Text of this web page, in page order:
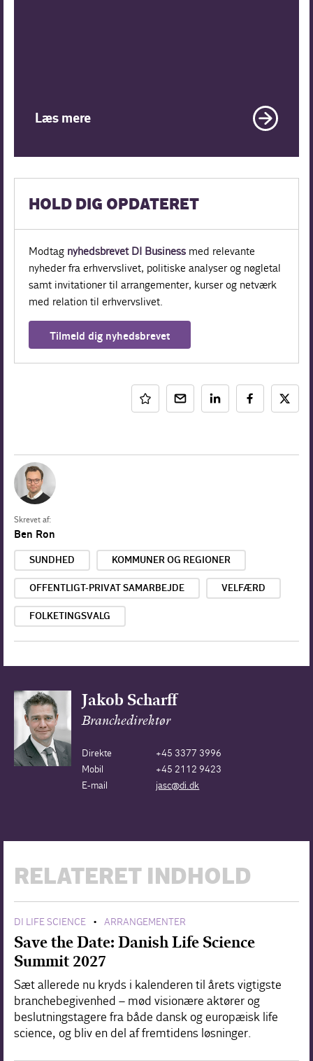
Læs mere
HOLD DIG OPDATERET
Modtag nyhedsbrevet DI Business med relevante
nyheder fra erhvervslivet, politiske analyser og nøgletal
samt invitationer til arrangementer, kurser og netværk
med relation til erhvervslivet.
Tilmeld dig nyhedsbrevet
Skrevet af:
Ben Ron
SUNDHED KOMMUNER OG REGIONER
OFFENTLIGT-PRIVAT SAMARBEJDE VELFÆRD
FOLKETINGSVALG
Jakob Scharff
Branchedirektør
Direkte
+45 3377 3996
Mobil
+45 2112 9423
E-mail
jasc@di.dk
RELATERET INDHOLD
DI LIFE SCIENCE • ARRANGEMENTER
Save the Date: Danish Life Science
Summit 2027
Sæt allerede nu kryds i kalenderen til årets vigtigste
branchebegivenhed – mød visionære aktører og
beslutningstagere fra både dansk og europæisk life
science, og bliv en del af fremtidens løsninger.